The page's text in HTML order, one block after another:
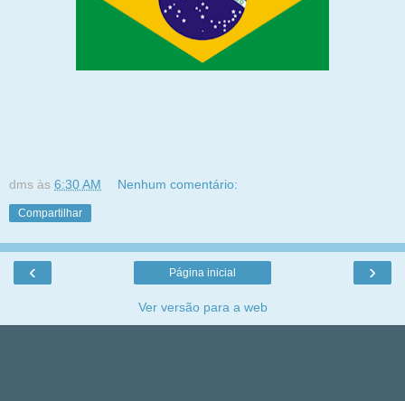
dms às 6:30 AM Nenhum comentário:
Compartilhar
‹ ›
Página inicial
Ver versão para a web